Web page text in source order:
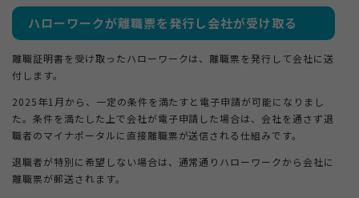
ハローワークが離職票を発行し会社が受け取る
離職証明書を受け取ったハローワークは、離職票を発行して会社に送
付します。
2025年1月から、一定の条件を満たすと電子申請が可能になりまし
た。条件を満たした上で会社が電子申請した場合は、会社を通さず退
職者のマイナポータルに直接離職票が送信される仕組みです。
退職者が特別に希望しない場合は、通常通りハローワークから会社に
離職票が郵送されます。